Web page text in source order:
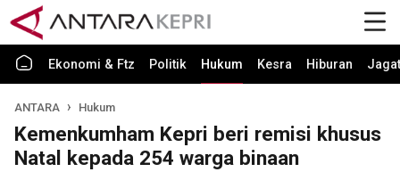
Ekonomi & Ftz Politik Hukum Kesra Hiburan Jagat
ANTARA Hukum
Kemenkumham Kepri beri remisi khusus
Natal kepada 254 warga binaan